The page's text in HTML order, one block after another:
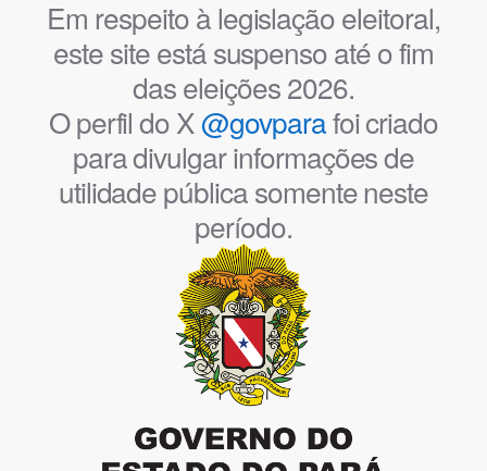
Em respeito à legislação eleitoral,
este site está suspenso até o fim
das eleições 2026.
O perfil do X@govparafoi criado
para divulgar informações de
utilidade pública somente neste
período.